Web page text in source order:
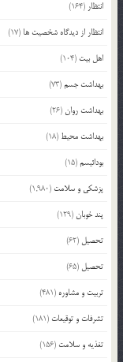
انتظار (164)
انتظار از دیدگاه شخصیت ها (17)
اهل بیت (104)
بهداشت جسم(73)
بهداشت روان(26)
بهداشت محیط (18)
بودائیسم(15)
پزشکی و سلامت (1,980)
پند خوبان(129)
تحصیل (62)
تحصیل (65)
تربیت و مشاوره (481)
تشرفات و توقیعات (181)
تغذیه و سلامت (156)